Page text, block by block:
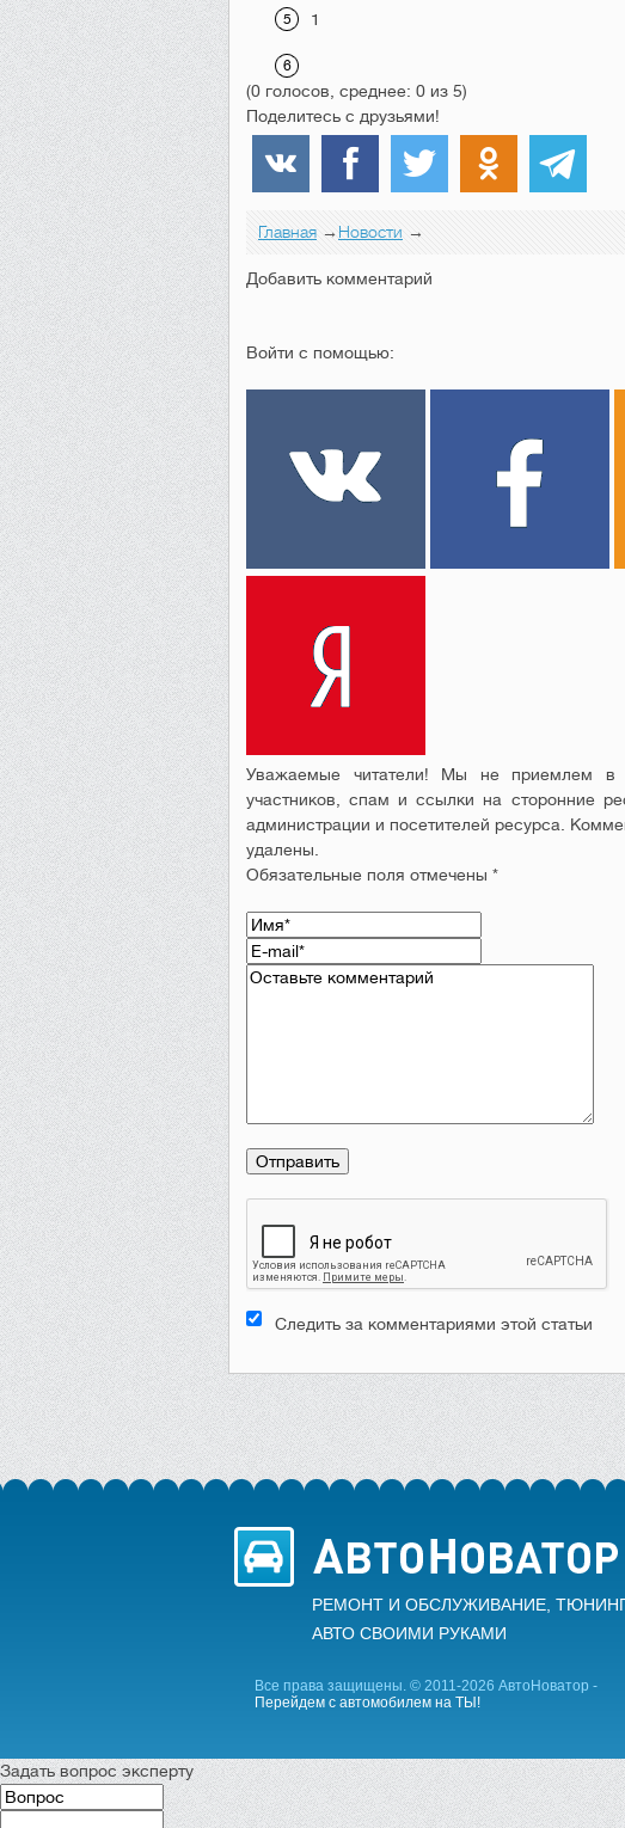
1
(0 голосов, среднее: 0 из 5)
Поделитесь с друзьями!
Главная →Новости →
Добавить комментарий
Войти с помощью:
Уважаемые читатели! Мы не приемлем в
участников, спам и ссылки на сторонние
администрации и посетителей ресурса.
удалены.
Обязательные поля отмечены *
Следить за комментариями этой статьи
РЕМОНТ И ОБСЛУЖИВАНИЕ,
АВТО CВОИМИ РУКАМИ
Все права защищены. © 2011-2026 АвтоНоватор -
Перейдем с автомобилем на ТЫ!
Задать вопрос эксперту